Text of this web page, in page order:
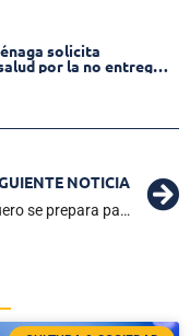
solicita
por la no entrega
NOTICIA
Cienaguero se prepara para correr el Campeonato Nacional de Karting GP Electrolítico del Caribe